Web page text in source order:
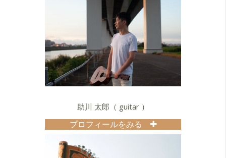
助川 太郎（ guitar ）
プロフィールをみる
ブラジル音楽ユニット「メヲコラソ
ン」での活動を中心としてきたが、